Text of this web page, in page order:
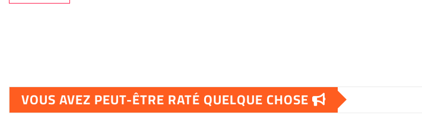
VOUS AVEZ PEUT-ÊTRE RATÉ QUELQUE CHOSE